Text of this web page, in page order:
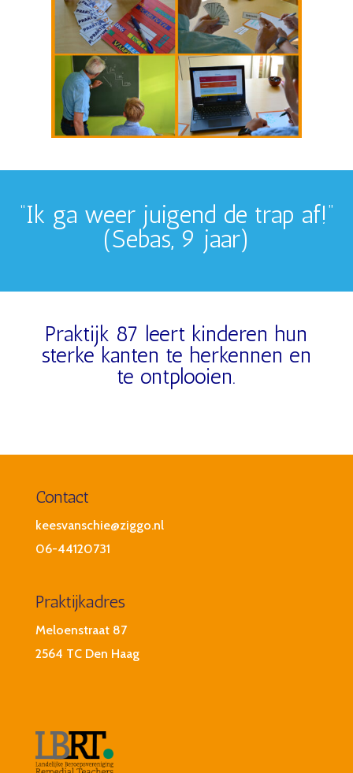
“Ik ga weer juigend de trap af!”
(Sebas, 9 jaar)
Praktijk 87 leert kinderen hun
sterke kanten te herkennen en
te ontplooien.
Contact
keesvanschie@ziggo.nl
06-44120731
Praktijkadres
Meloenstraat 87
2564 TC Den Haag